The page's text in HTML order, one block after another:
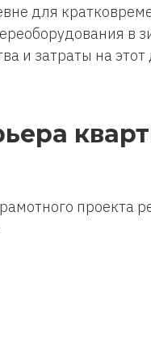
для
в
и затраты на этот
проекта